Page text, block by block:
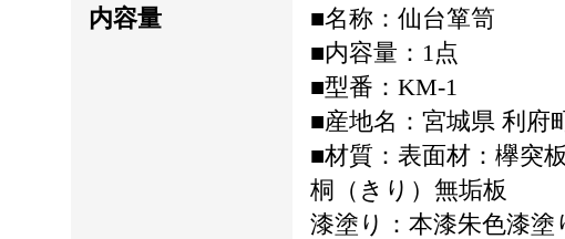
内容量
■名称：仙台箪笥
■内容量：1点
■型番：KM-1
■産地名：宮城県 利府
■材質：表面材：欅突
桐（きり）無垢板
漆塗り：本漆朱色漆塗